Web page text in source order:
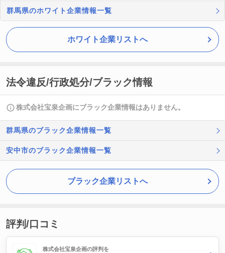
群馬県のホワイト企業情報一覧
ホワイト企業リストへ
法令違反/行政処分/ブラック情報
株式会社宝泉企画にブラック企業情報はありません。
群馬県のブラック企業情報一覧
安中市のブラック企業情報一覧
ブラック企業リストへ
評判/口コミ
株式会社宝泉企画の評判を